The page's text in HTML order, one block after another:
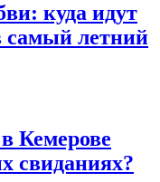
куда идут
самый летний
Кемерове
свиданиях?